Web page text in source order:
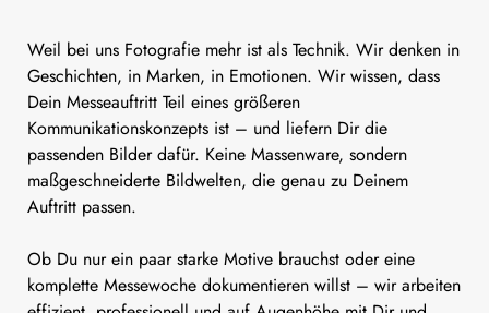
Weil bei uns Fotografie mehr ist als Technik. Wir denken in
Geschichten, in Marken, in Emotionen. Wir wissen, dass
Dein Messeauftritt Teil eines größeren
Kommunikationskonzepts ist – und liefern Dir die
passenden Bilder dafür. Keine Massenware, sondern
maßgeschneiderte Bildwelten, die genau zu Deinem
Auftritt passen.
Ob Du nur ein paar starke Motive brauchst oder eine
komplette Messewoche dokumentieren willst – wir arbeiten